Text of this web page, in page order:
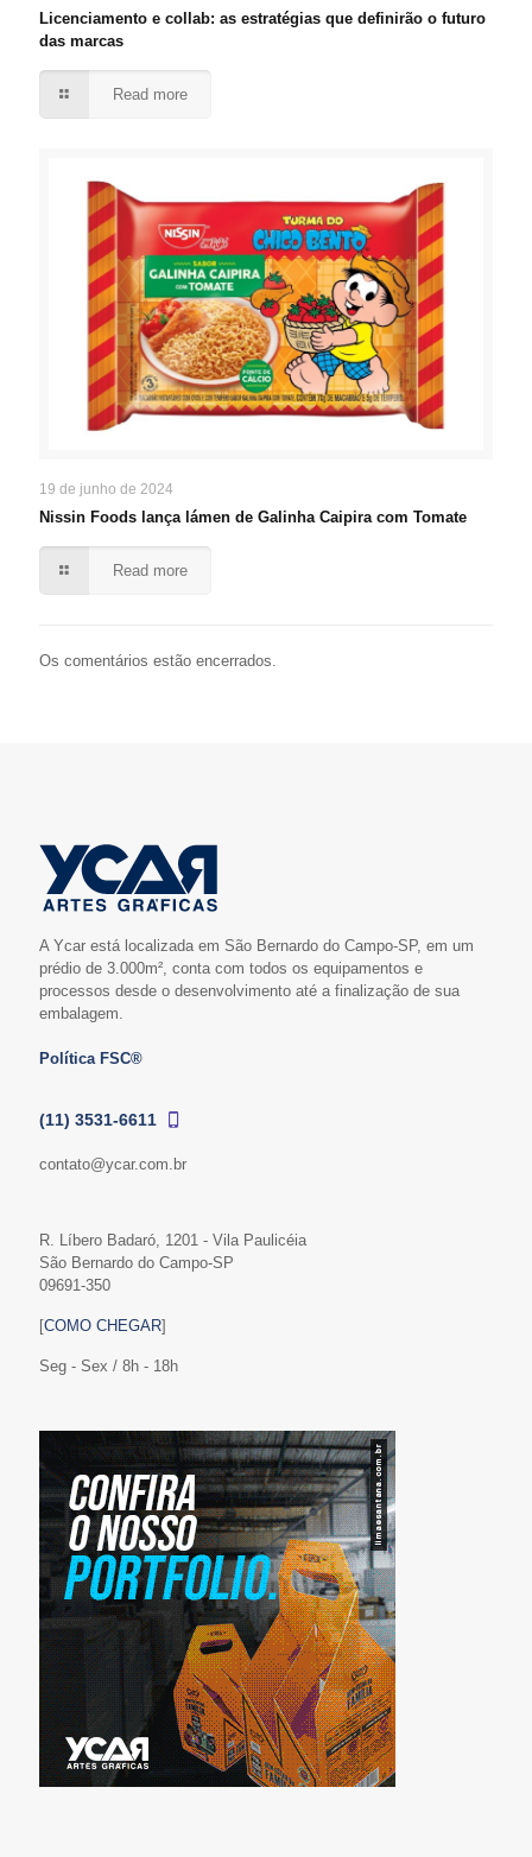
Licenciamento e collab: as estratégias que definirão o futuro
das marcas
Read more
19 de junho de 2024
Nissin Foods lança lámen de Galinha Caipira com Tomate
Read more
Os comentários estão encerrados.
A Ycar está localizada em São Bernardo do Campo-SP, em um
prédio de 3.000m², conta com todos os equipamentos e
processos desde o desenvolvimento até a finalização de sua
embalagem.
Política FSC®
(11) 3531-6611
contato@ycar.com.br
R. Líbero Badaró, 1201 - Vila Paulicéia
São Bernardo do Campo-SP
09691-350
[COMO CHEGAR]
Seg - Sex / 8h - 18h